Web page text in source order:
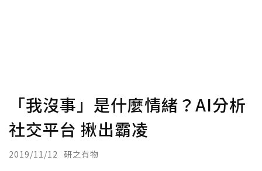
「我沒事」是什麼情緒？AI分析
社交平台 揪出霸凌
2019/11/12 研之有物